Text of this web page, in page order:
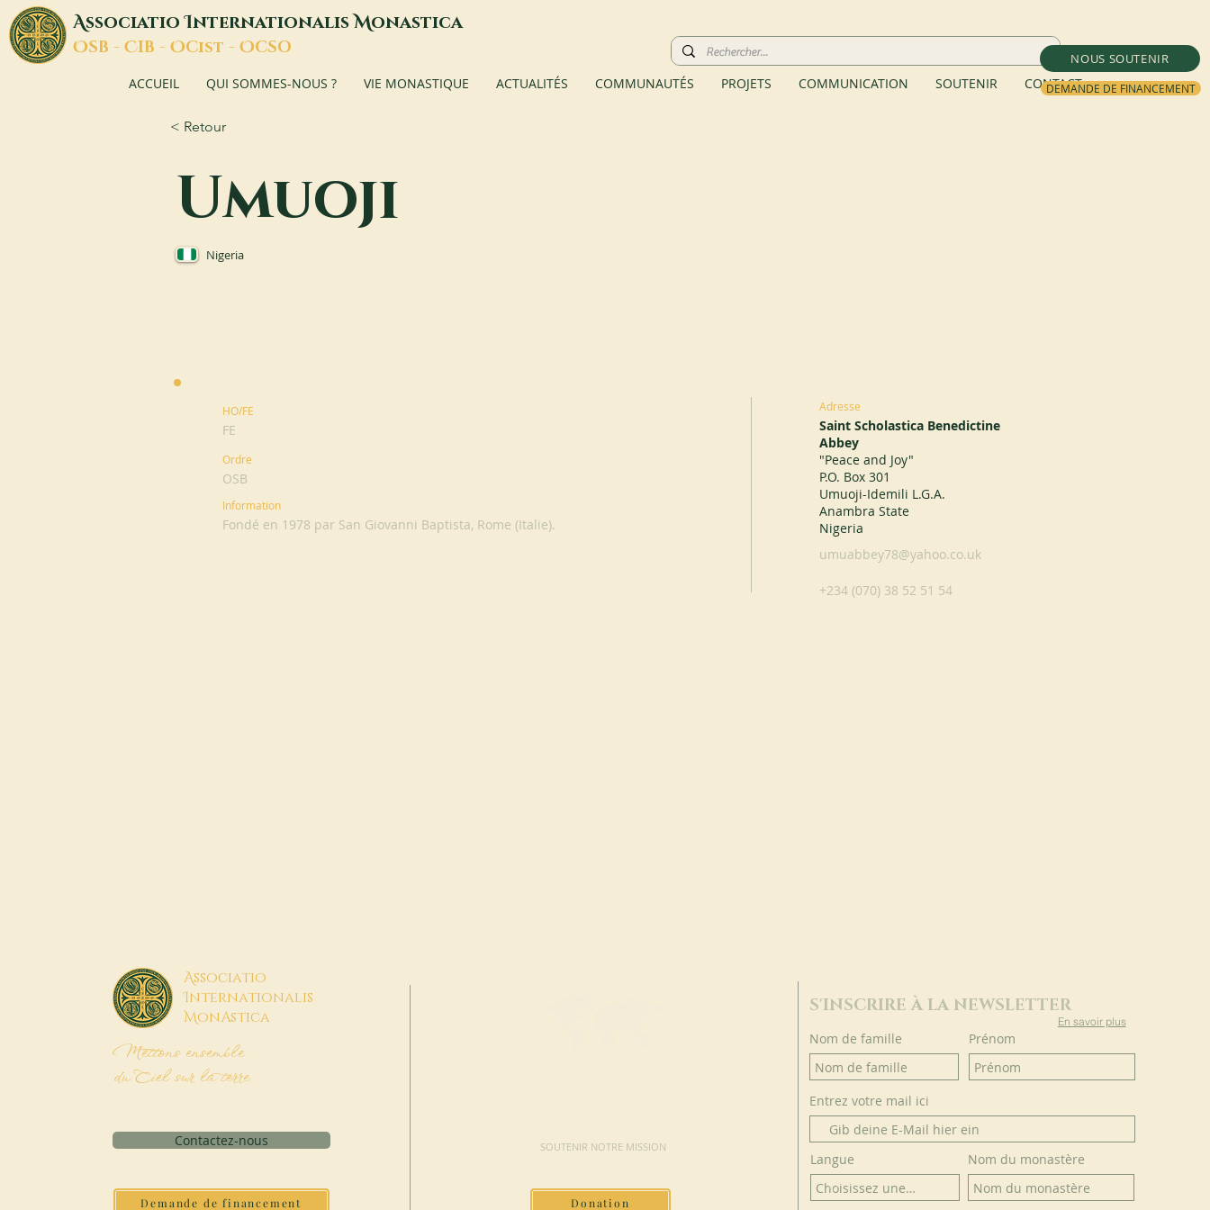
NOUS SOUTENIR
DEMANDE DE FINANCEMENT
AssociatioInternationalisMonastica
OSB - CIB - OCist - OCSO
ACCUEIL QUI SOMMES-NOUS ? VIE MONASTIQUE ACTUALITÉS COMMUNAUTÉS PROJETS COMMUNICATION SOUTENIR CONTACT
< Retour
Umuoji
Nigeria
HO/FE
FE
Ordre
OSB
Information
Fondé en 1978 par San Giovanni Baptista, Rome (Italie).
Adresse
Saint Scholastica Benedictine
Abbey
"Peace and Joy"
P.O. Box 301
Umuoji-Idemili L.G.A.
Anambra State
Nigeria
umuabbey78@yahoo.co.uk
+234 (070) 38 52 51 54
Associatio
Internationalis
MonAstica
Mettons ensemble
du Ciel sur la terre
Contactez-nous
Demande de financement
SOUTENIR NOTRE MISSION
Donation
S'INSCRIRE À LA NEWSLETTER
En savoir plus
Nom de famille Prénom
Entrez votre mail ici
Langue Nom du monastère